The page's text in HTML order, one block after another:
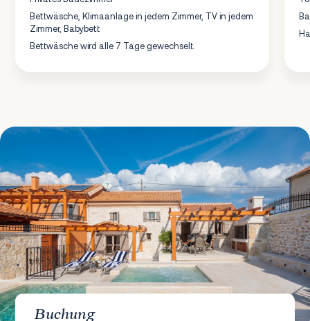
Bettwäsche, Klimaanlage in jedem Zimmer, TV in jedem
Zimmer, Babybett
Bettwäsche wird alle 7 Tage gewechselt.
Buchung